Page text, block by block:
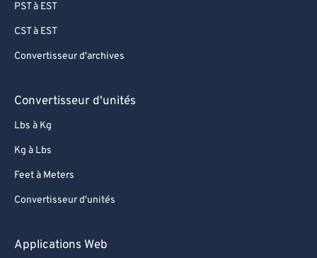
PST à EST
CST à EST
Convertisseur d'archives
Convertisseur d'unités
Lbs à Kg
Kg à Lbs
Feet à Meters
Convertisseur d'unités
Applications Web